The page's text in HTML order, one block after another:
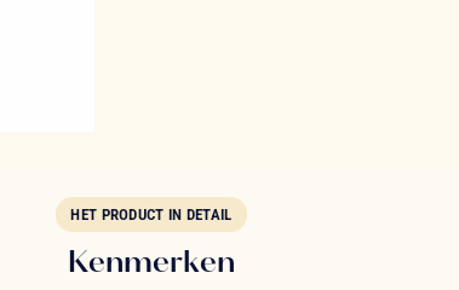
HET PRODUCT IN DETAIL
Kenmerken